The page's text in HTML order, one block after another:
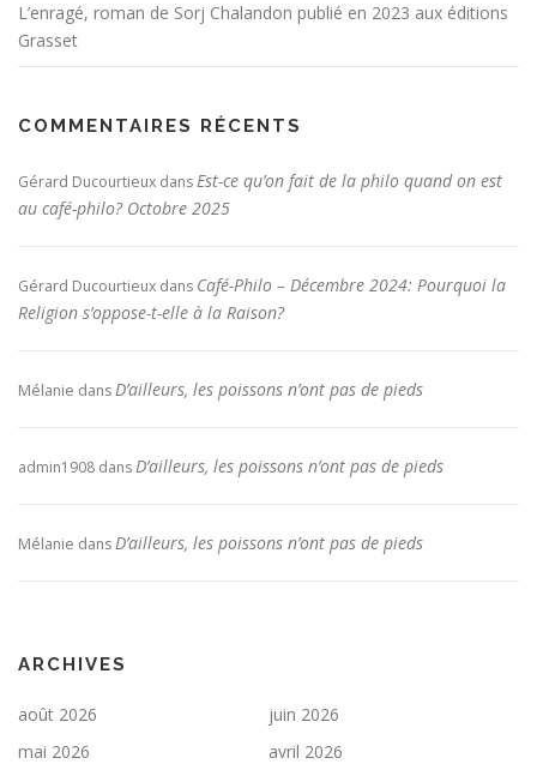
L’enragé, roman de Sorj Chalandon publié en 2023 aux éditions
Grasset
COMMENTAIRES RÉCENTS
Gérard Ducourtieux dansEst-ce qu’on fait de la philo quand on est
au café-philo? Octobre 2025
Gérard Ducourtieux dans Café-Philo – Décembre 2024: Pourquoi la
Religion s’oppose-t-elle à la Raison?
Mélanie dansD’ailleurs, les poissons n’ont pas de pieds
admin1908 dansD’ailleurs, les poissons n’ont pas de pieds
Mélanie dansD’ailleurs, les poissons n’ont pas de pieds
ARCHIVES
août 2026
juin 2026
mai 2026
avril 2026